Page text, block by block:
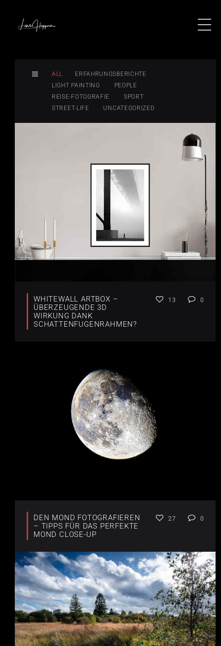
ALL
ERFAHRUNGSBERICHTE
LIGHT PAINTING
PEOPLE
REISE-FOTOGRAFIE
SPORT
STREET-LIFE
UNCATEGORIZED
WHITEWALL ARTBOX –
ÜBERZEUGENDE 3D
WIRKUNG DANK
SCHATTENFUGENRAHMEN?
13 0
DEN MOND FOTOGRAFIEREN
– TIPPS FÜR DAS PERFEKTE
MOND CLOSE-UP
27 0